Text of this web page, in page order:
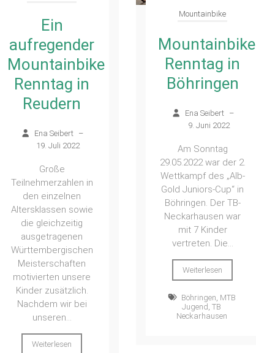
Ein
aufregender
Mountainbike
Renntag in
Reudern
Ena Seibert
–
19. Juli 2022
Große
Teilnehmerzahlen in
den einzelnen
Altersklassen sowie
die gleichzeitig
ausgetragenen
Württembergischen
Meisterschaften
motivierten unsere
Kinder zusätzlich.
Nachdem wir bei
unseren...
Weiterlesen
Mountainbike
Mountainbike
Renntag in
Böhringen
Ena Seibert
–
9. Juni 2022
Am Sonntag
29.05.2022 war der 2.
Wettkampf des „Alb-
Gold Juniors-Cup“ in
Böhringen. Der TB-
Neckarhausen war
mit 7 Kinder
vertreten. Die...
Weiterlesen
Böhringen, MTB
Jugend ,TB
Neckarhausen